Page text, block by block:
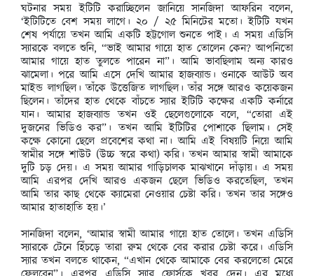
ঘটনার সময় ইটিটি করাচ্ছিলেন জানিয়ে সানজিদা আফরিন বলেন,
‘ইটিটিতে বেশ সময় লাগে। ২০ / ২৫ মিনিটের মতো। ইটিটি যখন
শেষ পর্যায়ে তখন আমি একটি হট্টগোল শুনতে পাই। এ সময় এডিসি
স্যারকে বলতে শুনি, “ভাই আমার গায়ে হাত তোলেন কেন? আপনিতো
আমার গায়ে হাত তুলতে পারেন না”। আমি ভাবছিলাম অন্য কারও
ঝামেলা। পরে আমি এসে দেখি আমার হাজব্যান্ড। ওনাকে আউট অব
মাইন্ড লাগছিল। তাঁকে উত্তেজিত লাগছিল। তাঁর সঙ্গে আরও কয়েকজন
ছিলেন। তাঁদের হাত থেকে বাঁচতে স্যার ইটিটি কক্ষের একটি কর্নারে
যান। আমার হাজব্যান্ড তখন ওই ছেলেগুলোকে বলে, “তোরা এই
দুজনের ভিডিও কর”। তখন আমি ইটিটির পোশাকে ছিলাম। সেই
কক্ষে কোনো ছেলে প্রবেশের কথা না। আমি এই বিষয়টি নিয়ে আমি
স্বামীর সঙ্গে শাউট (উচ্চ স্বরে কথা) করি। তখন আমার স্বামী আমাকে
দুটি চড় দেয়। এ সময় আমার গাড়িচালক মাঝখানে দাঁড়ায়। এ সময়
আমি এরপর দেখি আরও একজন ছেলে ভিডিও করতেছিল, তখন
আমি তার কাছ থেকে ক্যামেরা নেওয়ার চেষ্টা করি। তখন তার সঙ্গেও
আমার হাতাহাতি হয়।’
সানজিদা বলেন, ‘আমার স্বামী আমার গায়ে হাত তোলে। তখন এডিসি
স্যারকে টেনে হিঁচড়ে তারা রুম থেকে বের করার চেষ্টা করে। এডিসি
স্যার তখন বলতে থাকেন, “এখান থেকে আমাকে বের করলেতো মেরে